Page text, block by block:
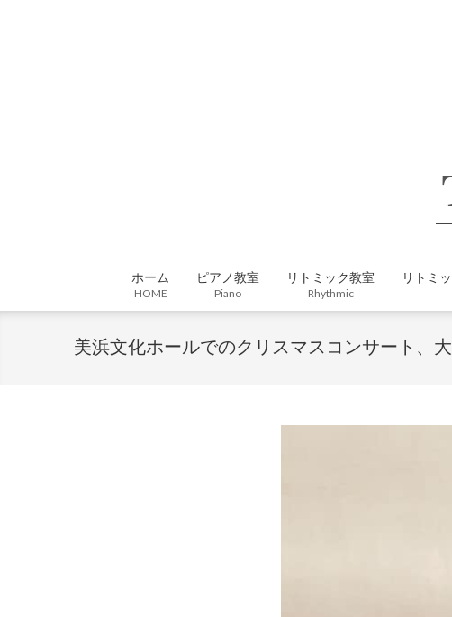
ホーム
HOME
ピアノ教室
Piano
リトミック教室
Rhythmic
リトミ
美浜文化ホールでのクリスマスコンサート、